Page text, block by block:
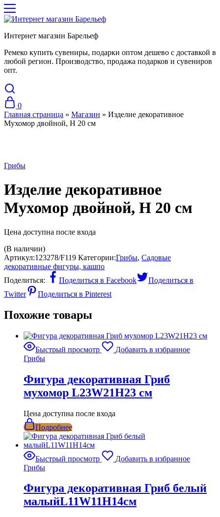
Интернет магазин Барельеф
Ремеко купить сувениры, подарки оптом дешево с доставкой в
любой регион. Производство, продажа подарков и сувениров
опт.
0
Главная страница » Магазин » Изделие декоративное
Мухомор двойной, H 20 см
Грибы
Изделие декоративное
Мухомор двойной, H 20 см
Цена доступна после входа
(В наличии)
Артикул:123278/F119 Категории:Грибы, Садовые
декоративные фигуры, кашпо
Поделиться:
Поделиться в Facebook
Поделиться в
Twitter
Поделиться в Pinterest
Похожие товары
Быстрый просмотр
Добавить в избранное
Грибы
Фигура декоративная Гриб
мухомор L23W21H23 см
Цена доступна после входа
Подробнее
Быстрый просмотр
Добавить в избранное
Грибы
Фигура декоративная Гриб белый
малыйL11W11H14см